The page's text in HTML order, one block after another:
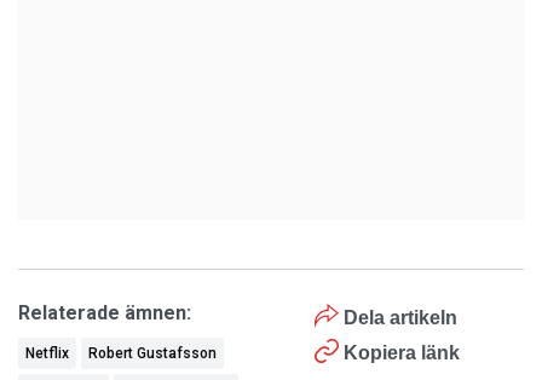
Dela artikeln
Kopiera länk
Relaterade ämnen:
Netflix Robert Gustafsson